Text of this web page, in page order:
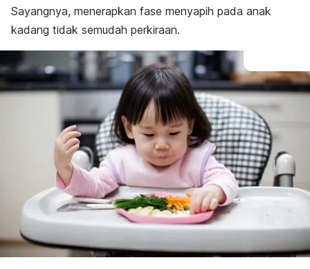
Sayangnya, menerapkan fase menyapih pada anak
kadang tidak semudah perkiraan.